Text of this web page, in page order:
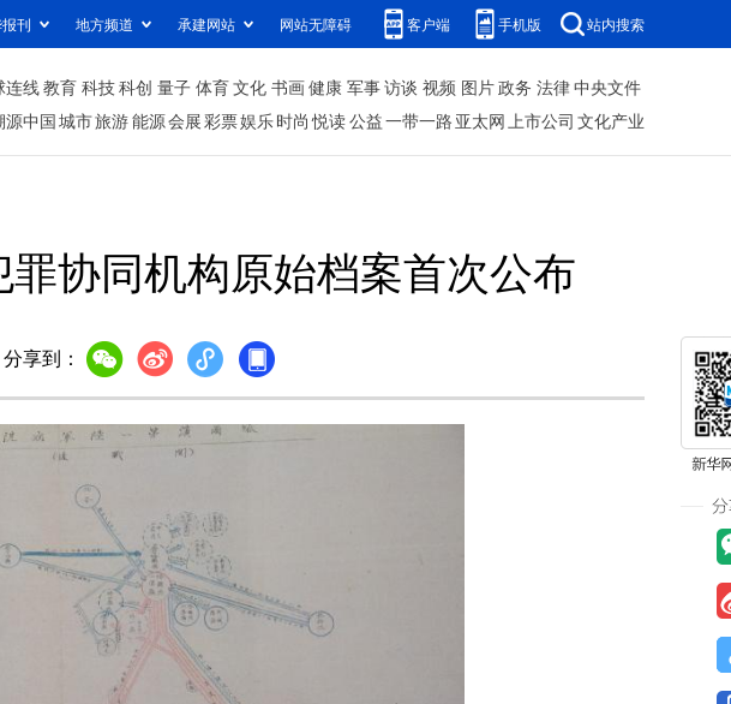
刊 地方频道 承建网站 网站无障碍 客户端 手机版 站内搜索
连线教育 科技科创 量子 体育文化 书画健康 军事访谈 视频 图片政务 法律中央文件
源中国城市旅游能源会展彩票娱乐时尚 悦读公益一带一路 亚太网上市公司 文化产业
协同机构原始档案首次公布
分享到：